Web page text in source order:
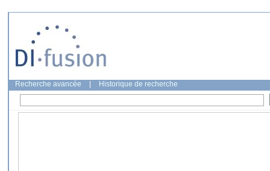
Recherche avancée Historique de recherche